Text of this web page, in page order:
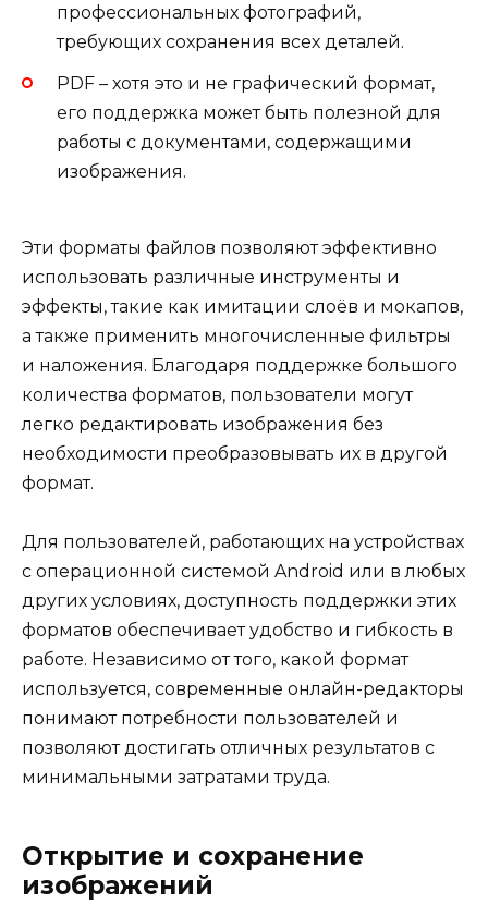
профессиональных фотографий,
требующих сохранения всех деталей.
PDF – хотя это и не графический формат,
его поддержка может быть полезной для
работы с документами, содержащими
изображения.
Эти форматы файлов позволяют эффективно
использовать различные инструменты и
эффекты, такие как имитации слоёв и мокапов,
а также применить многочисленные фильтры
и наложения. Благодаря поддержке большого
количества форматов, пользователи могут
легко редактировать изображения без
необходимости преобразовывать их в другой
формат.
Для пользователей, работающих на устройствах
с операционной системой Android или в любых
других условиях, доступность поддержки этих
форматов обеспечивает удобство и гибкость в
работе. Независимо от того, какой формат
используется, современные онлайн-редакторы
понимают потребности пользователей и
позволяют достигать отличных результатов с
минимальными затратами труда.
Открытие и сохранение
изображений